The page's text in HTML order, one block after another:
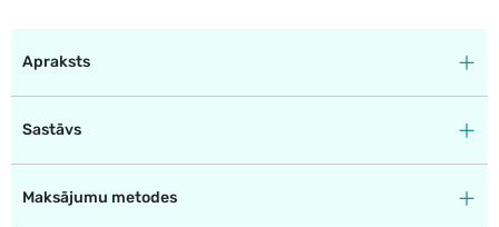
Apraksts
Sastāvs
Maksājumu metodes